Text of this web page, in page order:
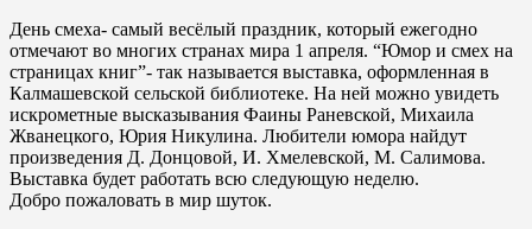
День смеха- самый весёлый праздник, который ежегодно
отмечают во многих странах мира 1 апреля. “Юмор и смех на
страницах книг”- так называется выставка, оформленная в
Калмашевской сельской библиотеке. На ней можно увидеть
искрометные высказывания Фаины Раневской, Михаила
Жванецкого, Юрия Никулина. Любители юмора найдут
произведения Д. Донцовой, И. Хмелевской, М. Салимова.
Выставка будет работать всю следующую неделю.
Добро пожаловать в мир шуток.